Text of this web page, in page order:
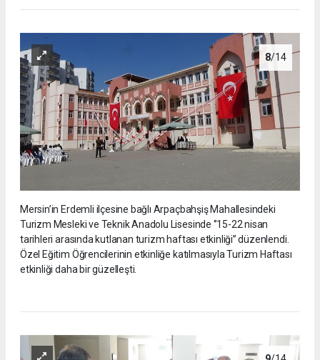
8/14
Mersin’in Erdemli ilçesine bağlı Arpaçbahşiş Mahallesindeki
Turizm Mesleki ve Teknik Anadolu Lisesinde ‘’15-22 nisan
tarihleri arasında kutlanan turizm haftası etkinliği’’ düzenlendi.
Özel Eğitim Öğrencilerinin etkinliğe katılmasıyla Turizm Haftası
etkinliği daha bir güzelleşti.